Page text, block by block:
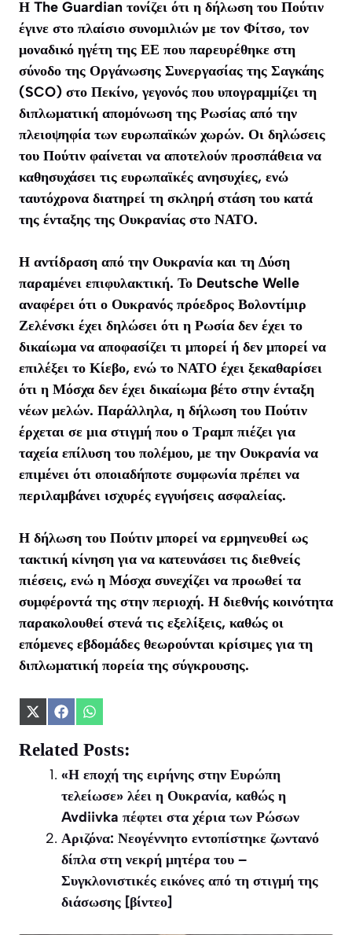
Η The Guardian τονίζει ότι η δήλωση του Πούτιν
έγινε στο πλαίσιο συνομιλιών με τον Φίτσο, τον
μοναδικό ηγέτη της ΕΕ που παρευρέθηκε στη
σύνοδο της Οργάνωσης Συνεργασίας της Σαγκάης
(SCO) στο Πεκίνο, γεγονός που υπογραμμίζει τη
διπλωματική απομόνωση της Ρωσίας από την
πλειοψηφία των ευρωπαϊκών χωρών. Οι δηλώσεις
του Πούτιν φαίνεται να αποτελούν προσπάθεια να
καθησυχάσει τις ευρωπαϊκές ανησυχίες, ενώ
ταυτόχρονα διατηρεί τη σκληρή στάση του κατά
της ένταξης της Ουκρανίας στο ΝΑΤΟ.
Η αντίδραση από την Ουκρανία και τη Δύση
παραμένει επιφυλακτική. Το Deutsche Welle
αναφέρει ότι ο Ουκρανός πρόεδρος Βολοντίμιρ
Ζελένσκι έχει δηλώσει ότι η Ρωσία δεν έχει το
δικαίωμα να αποφασίζει τι μπορεί ή δεν μπορεί να
επιλέξει το Κίεβο, ενώ το ΝΑΤΟ έχει ξεκαθαρίσει
ότι η Μόσχα δεν έχει δικαίωμα βέτο στην ένταξη
νέων μελών. Παράλληλα, η δήλωση του Πούτιν
έρχεται σε μια στιγμή που ο Τραμπ πιέζει για
ταχεία επίλυση του πολέμου, με την Ουκρανία να
επιμένει ότι οποιαδήποτε συμφωνία πρέπει να
περιλαμβάνει ισχυρές εγγυήσεις ασφαλείας.
Η δήλωση του Πούτιν μπορεί να ερμηνευθεί ως
τακτική κίνηση για να κατευνάσει τις διεθνείς
πιέσεις, ενώ η Μόσχα συνεχίζει να προωθεί τα
συμφέροντά της στην περιοχή. Η διεθνής κοινότητα
παρακολουθεί στενά τις εξελίξεις, καθώς οι
επόμενες εβδομάδες θεωρούνται κρίσιμες για τη
διπλωματική πορεία της σύγκρουσης.
Share
X
(Twitter)
Share
Facebook
Share
WhatsApp
Related Posts:
«Η εποχή της ειρήνης στην Ευρώπη
τελείωσε» λέει η Ουκρανία, καθώς η
Avdiivka πέφτει στα χέρια των Ρώσων
Αριζόνα: Νεογέννητο εντοπίστηκε ζωντανό
δίπλα στη νεκρή μητέρα του –
Συγκλονιστικές εικόνες από τη στιγμή της
διάσωσης [βίντεο]